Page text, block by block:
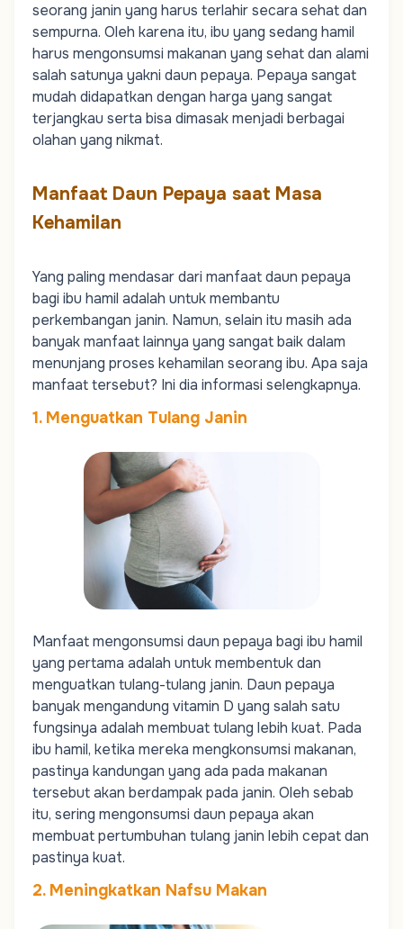
seorang janin yang harus terlahir secara sehat dan
sempurna. Oleh karena itu, ibu yang sedang hamil
harus mengonsumsi makanan yang sehat dan alami
salah satunya yakni daun pepaya. Pepaya sangat
mudah didapatkan dengan harga yang sangat
terjangkau serta bisa dimasak menjadi berbagai
olahan yang nikmat.
Manfaat Daun Pepaya saat Masa
Kehamilan
Yang paling mendasar dari manfaat daun pepaya
bagi ibu hamil adalah untuk membantu
perkembangan janin. Namun, selain itu masih ada
banyak manfaat lainnya yang sangat baik dalam
menunjang proses kehamilan seorang ibu. Apa saja
manfaat tersebut? Ini dia informasi selengkapnya.
1. Menguatkan Tulang Janin
Manfaat mengonsumsi daun pepaya bagi ibu hamil
yang pertama adalah untuk membentuk dan
menguatkan tulang-tulang janin. Daun pepaya
banyak mengandung vitamin D yang salah satu
fungsinya adalah membuat tulang lebih kuat. Pada
ibu hamil, ketika mereka mengkonsumsi makanan,
pastinya kandungan yang ada pada makanan
tersebut akan berdampak pada janin. Oleh sebab
itu, sering mengonsumsi daun pepaya akan
membuat pertumbuhan tulang janin lebih cepat dan
pastinya kuat.
2. Meningkatkan Nafsu Makan